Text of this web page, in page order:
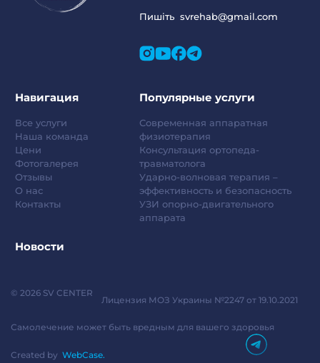
Навигация
Все услуги
Наша команда
Цени
Фотогалерея
Отзывы
О нас
Контакты
Популярные услуги
Современная аппаратная
физиотерапия
Консультация ортопеда-
травматолога
Ударно-волновая терапия –
эффективность и безопасность
УЗИ опорно-двигательного
аппарата
Новости
Пишітьsvrehab@gmail.com
© 2026 SV CENTER
Лицензия МОЗ Украины №2247 от 19.10.2021
Самолечение может быть вредным для вашего здоровья
Created by WebCase.